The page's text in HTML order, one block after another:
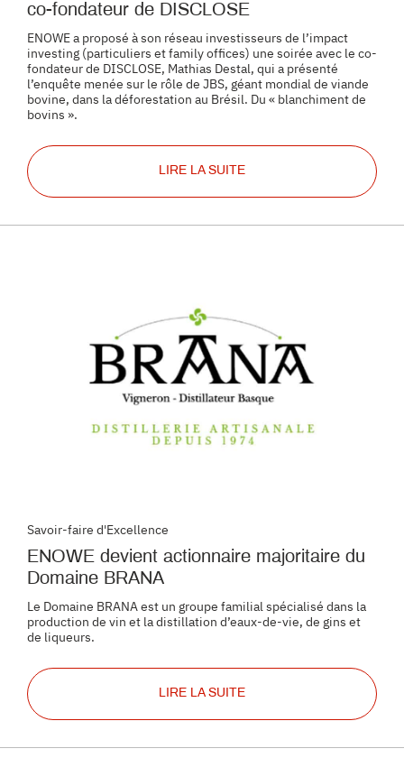
co-fondateur de DISCLOSE
ENOWE a proposé à son réseau investisseurs de l’impact
investing (particuliers et family offices) une soirée avec le co-
fondateur de DISCLOSE, Mathias Destal, qui a présenté
l’enquête menée sur le rôle de JBS, géant mondial de viande
bovine, dans la déforestation au Brésil. Du « blanchiment de
bovins ».
LIRE LA SUITE
Savoir-faire d'Excellence
ENOWE devient actionnaire majoritaire du
Domaine BRANA
Le Domaine BRANA est un groupe familial spécialisé dans la
production de vin et la distillation d’eaux-de-vie, de gins et
de liqueurs.
LIRE LA SUITE